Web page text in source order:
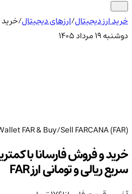
خرید ارز دیجیتال/ارزهای دیجیتال/خرید
دوشنبه ۱۹ مرداد ۱۴۰۵
Wallet FAR & Buy/Sell FARCANA (FAR)
خرید و فروش فارسانا با
سریع ریالی و تومانی ارز FAR